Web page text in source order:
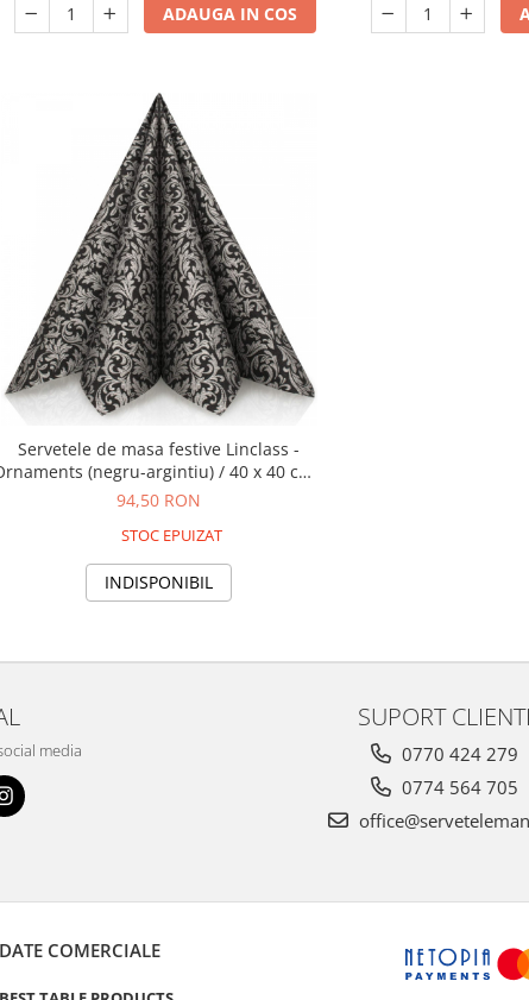
ADAUGA IN COS
Servetele de masa festive Linclass -
(negru-argintiu) / 40 x 40 cm /
50 buc
94,50 RON
STOC EPUIZAT
INDISPONIBIL
media
SUPORT CLIENTI
0770 424 279
0774 564 705
DATE COMERCIALE